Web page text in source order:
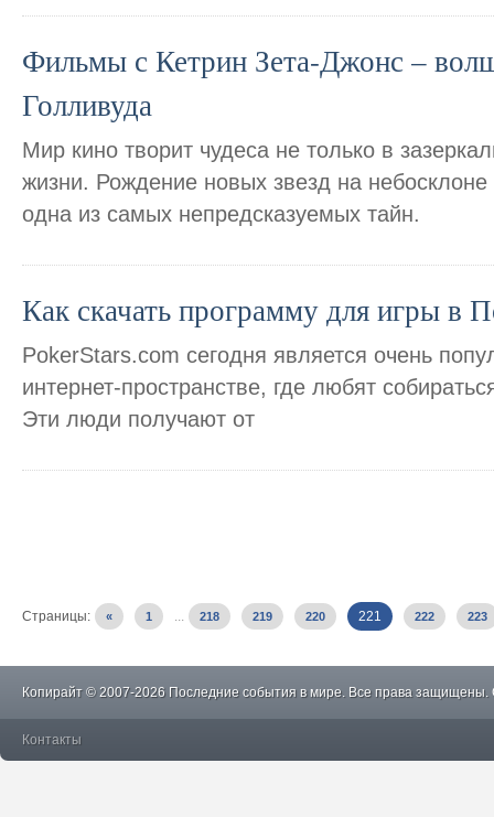
Фильмы с Кетрин Зета-Джонс –
Голливуда
Мир кино творит чудеса не только в
жизни. Рождение новых звезд на
одна из самых непредсказуемых тайн.
Как скачать программу для игры в
PokerStars.com сегодня является очень
интернет-пространстве, где любят
Эти люди получают от
Страницы: « 1 ... 218 219 220 221 222 223
Копирайт © 2007-2026 Последние события в мире. Все права защищены.
Контакты